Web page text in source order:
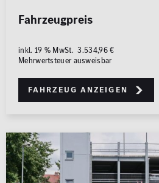
Fahrzeugpreis
inkl. 19 % MwSt. 3.534,96 €
Mehrwertsteuer ausweisbar
Fahrzeug anzeigen